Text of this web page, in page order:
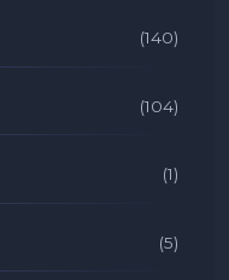
(140)
(104)
(1)
(5)